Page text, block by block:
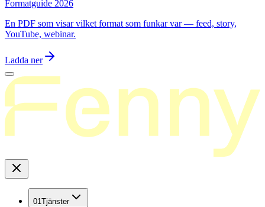
Formatguide 2026
En PDF som visar vilket format som funkar var — feed, story,
YouTube, webinar.
Ladda ner
01Tjänster